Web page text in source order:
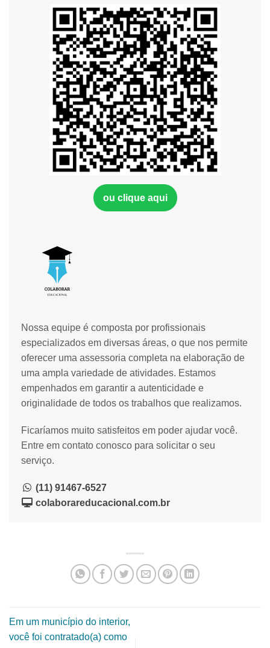
Nossa equipe é composta por profissionais
especializados em diversas áreas, o que nos permite
oferecer uma assessoria completa na elaboração de
uma ampla variedade de atividades. Estamos
empenhados em garantir a autenticidade e
originalidade de todos os trabalhos que realizamos.
Ficaríamos muito satisfeitos em poder ajudar você.
Entre em contato conosco para solicitar o seu
serviço.
(11) 91467-6527
colaborareducacional.com.br
ou clique aqui
Em um município do interior,
você foi contratado(a) como